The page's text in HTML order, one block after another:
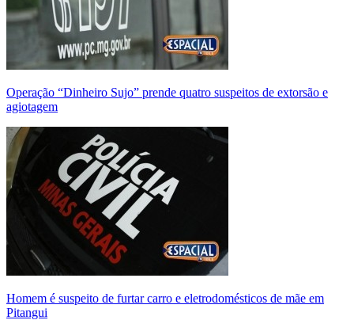
Operação “Dinheiro Sujo” prende quatro suspeitos de extorsão e
agiotagem
Homem é suspeito de furtar carro e eletrodomésticos de mãe em
Pitangui